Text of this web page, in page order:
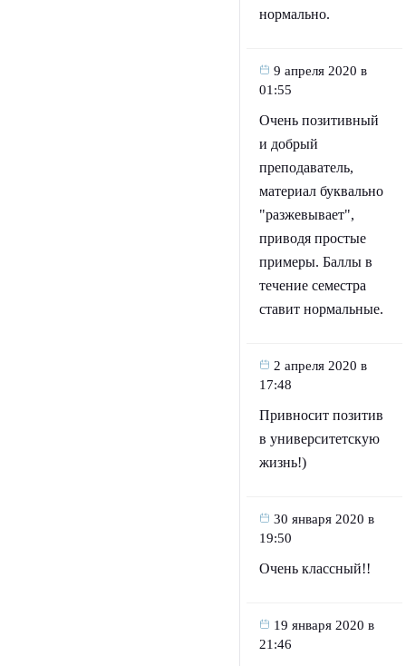
нормально.
9 апреля 2020 в
01:55
Очень позитивный
и добрый
преподаватель,
материал буквально
"разжевывает",
приводя простые
примеры. Баллы в
течение семестра
ставит нормальные.
2 апреля 2020 в
17:48
Привносит позитив
в университетскую
жизнь!)
30 января 2020 в
19:50
Очень классный!!
19 января 2020 в
21:46